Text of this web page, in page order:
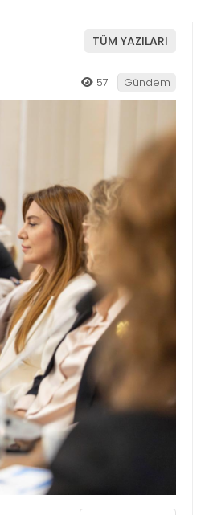
TÜM YAZILARI
57 Gündem